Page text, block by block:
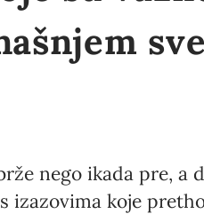
nego ikada pre,
izazovima koje